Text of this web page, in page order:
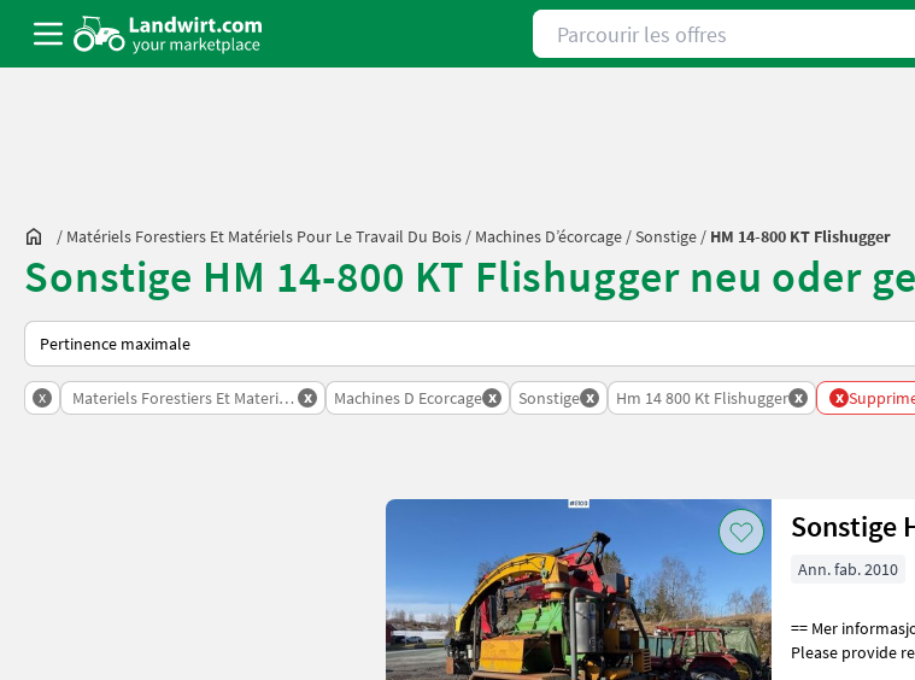
Parcourir les offres
/ Matériels Forestiers Et Matériels Pour Le Travail Du Bois / Machines D’écorcage /Sonstige / HM 14-800 KT Flishugger
Sonstige HM 14-800 KT Flishugger neu oder
Voici comment les annonces sont triées sur Landwirt.com
x Materiels Forestiers Et Materiels Pour Le Travail Du Bois
x Machines D Ecorcage x Sonstige x Hm 14 800 Kt Flishugger x x
Sonstige
Ann. fab. 2010
== Mer informasjon (NO) ==
Please provide